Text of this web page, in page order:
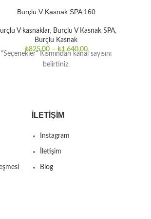
Burçlu V Kasnak SPA 160
V kasnaklar, Burçlu V Kasnak SPA,
Burçlu Kasnak
₺825,00 – ₺1.640,00
"Seçenekler" Kısmından kanal sayısını
belirtiniz.
İLETIŞIM
Instagram
İletişim
Blog